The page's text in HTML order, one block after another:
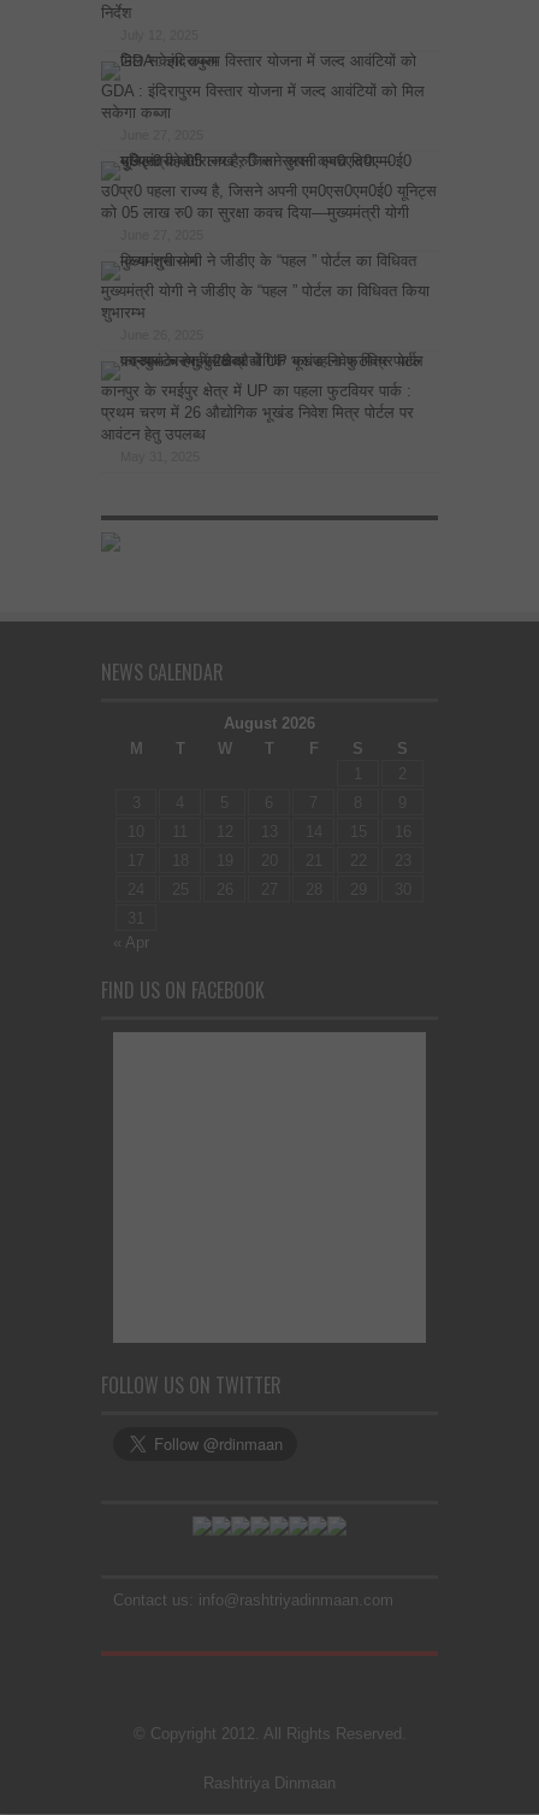
निर्देश
GDA : इंदिरापुरम विस्तार योजना में जल्द आवंटियों को मिल
सकेगा कब्जा
उ0प्र0 पहला राज्य है, जिसने अपनी एम0एस0एम0ई0 यूनिट्स
को 05 लाख रु0 का सुरक्षा कवच दिया—मुख्यमंत्री योगी
मुख्यमंत्री योगी ने जीडीए के “पहल ” पोर्टल का विधिवत किया
शुभारम्भ
कानपुर के रमईपुर क्षेत्र में UP का पहला फुटवियर पार्क :
प्रथम चरण में 26 औद्योगिक भूखंड निवेश मित्र पोर्टल पर
आवंटन हेतु उपलब्ध
NEWS CALENDAR
August 2026
M
T W T F S
S
1
2
3
5 7 8
10
11 12 13 14 15
16
17
18 19 20 21 22
23
24
25 26 27 28 29
30
31
« Apr
FIND US ON FACEBOOK
FOLLOW US ON TWITTER
Contact us: info@rashtriyadinmaan.com
© Copyright 2012. All Rights Reserved.
Rashtriya Dinmaan